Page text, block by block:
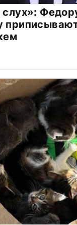
слух»: